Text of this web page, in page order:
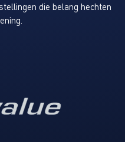
die belang hechten